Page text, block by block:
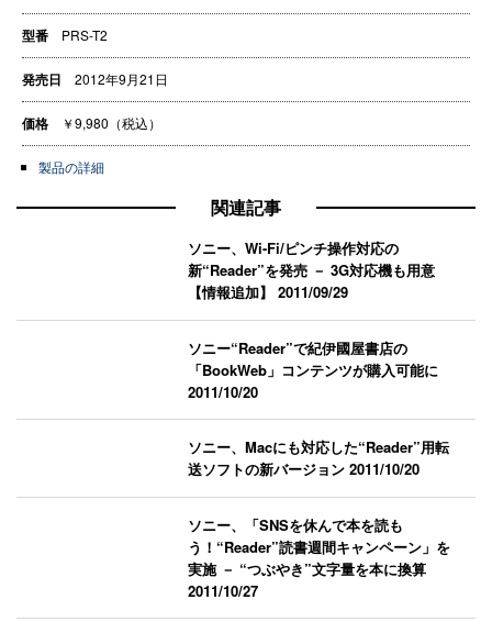
型番 PRS-T2
発売日 2012年9月21日
価格 ￥9,980（税込）
製品の詳細
関連記事
ソニー、Wi-Fi/ピンチ操作対応の
新“Reader”を発売 － 3G対応機も用意
【情報追加】2011/09/29
ソニー“Reader”で紀伊國屋書店の
「BookWeb」コンテンツが購入可能に
2011/10/20
ソニー、Macにも対応した“Reader”用転
送ソフトの新バージョン2011/10/20
ソニー、「SNSを休んで本を読も
う！“Reader”読書週間キャンペーン」を
実施 － “つぶやき”文字量を本に換算
2011/10/27